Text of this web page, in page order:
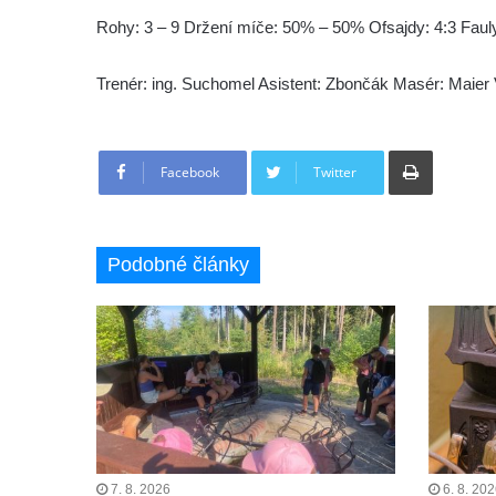
Rohy: 3 – 9 Držení míče: 50% – 50% Ofsajdy: 4:3
Trenér: ing. Suchomel Asistent: Zbončák Masér:
Facebook Twitter
Tisknout
Podobné články
7. 8. 2026 6. 8.